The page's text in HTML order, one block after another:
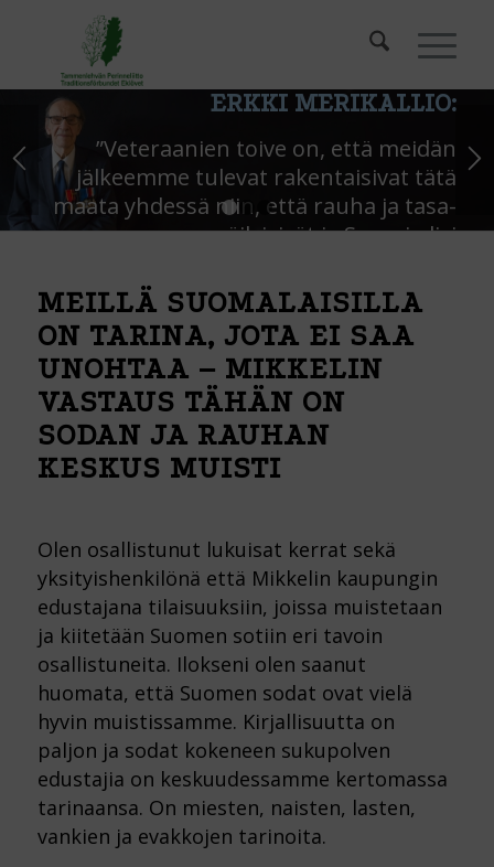
ERKKI MERIKALLIO:
”Veteraanien toive on, että meidän
jälkeemme tulevat rakentaisivat tätä
maata yhdessä niin, että rauha ja tasa-
arvo säilyisivät ja Suomi olisi
1 2 3
MEILLÄ SUOMALAISILLA
ON TARINA, JOTA EI SAA
UNOHTAA – MIKKELIN
VASTAUS TÄHÄN ON
SODAN JA RAUHAN
KESKUS MUISTI
Olen osallistunut lukuisat kerrat sekä
yksityishenkilönä että Mikkelin kaupungin
edustajana tilaisuuksiin, joissa muistetaan
ja kiitetään Suomen sotiin eri tavoin
osallistuneita. Ilokseni olen saanut
huomata, että Suomen sodat ovat vielä
hyvin muistissamme. Kirjallisuutta on
paljon ja sodat kokeneen sukupolven
edustajia on keskuudessamme kertomassa
tarinaansa. On miesten, naisten, lasten,
vankien ja evakkojen tarinoita.